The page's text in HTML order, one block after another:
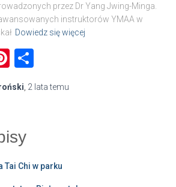
przez Dr Yang Jwing-Minga.
instruktorów YMAA w
Dowiedz się więcej
Pinterest
2 latatemu
Tai Chi w parku